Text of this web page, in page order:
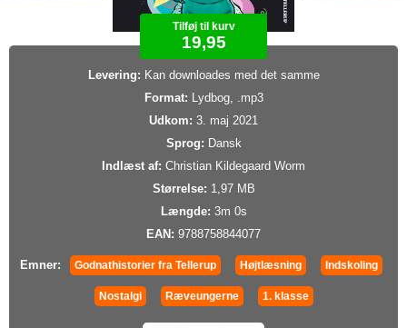
Tilføj til kurv
19,95
Levering: Kan downloades med det samme
Format: Lydbog, .mp3
Udkom: 3. maj 2021
Sprog: Dansk
Indlæst af: Christian Kildegaard Worm
Størrelse: 1,97 MB
Længde: 3m 0s
EAN: 9788758844077
Emner: Godnathistorier fra Tellerup Højtlæsning Indskoling
Nostalgi Ræveungerne 1. klasse